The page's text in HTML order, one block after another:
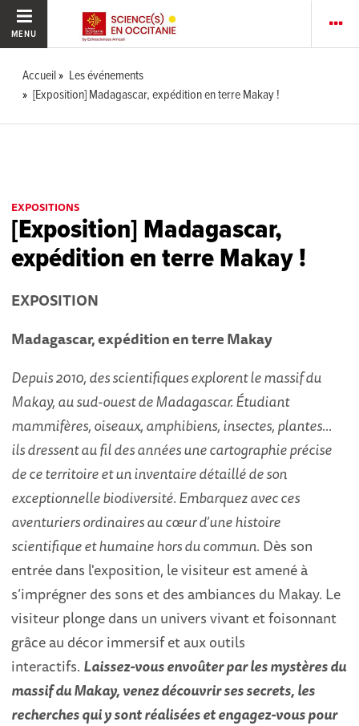
MENU
Accueil
Les événements
[Exposition] Madagascar, expédition en terre Makay !
EXPOSITIONS
[Exposition] Madagascar,
expédition en terre Makay !
EXPOSITION
Madagascar, expédition en terre Makay
Depuis 2010, des scientifiques explorent le massif du
Makay, au sud-ouest de Madagascar. Étudiant
mammifères, oiseaux, amphibiens, insectes, plantes…
ils dressent au fil des années une cartographie précise
de ce territoire et un inventaire détaillé de son
exceptionnelle biodiversité. Embarquez avec ces
aventuriers ordinaires au cœur d’une histoire
scientifique et humaine hors du commun. Dès son
entrée dans l'exposition, le visiteur est amené à
s’imprégner des sons et des ambiances du Makay. Le
visiteur plonge dans un univers vivant et foisonnant
grâce au décor immersif et aux outils
interactifs. Laissez-vous envoûter par les mystères du
massif du Makay, venez découvrir ses secrets, les
recherches qui y sont réalisées et engagez-vous pour